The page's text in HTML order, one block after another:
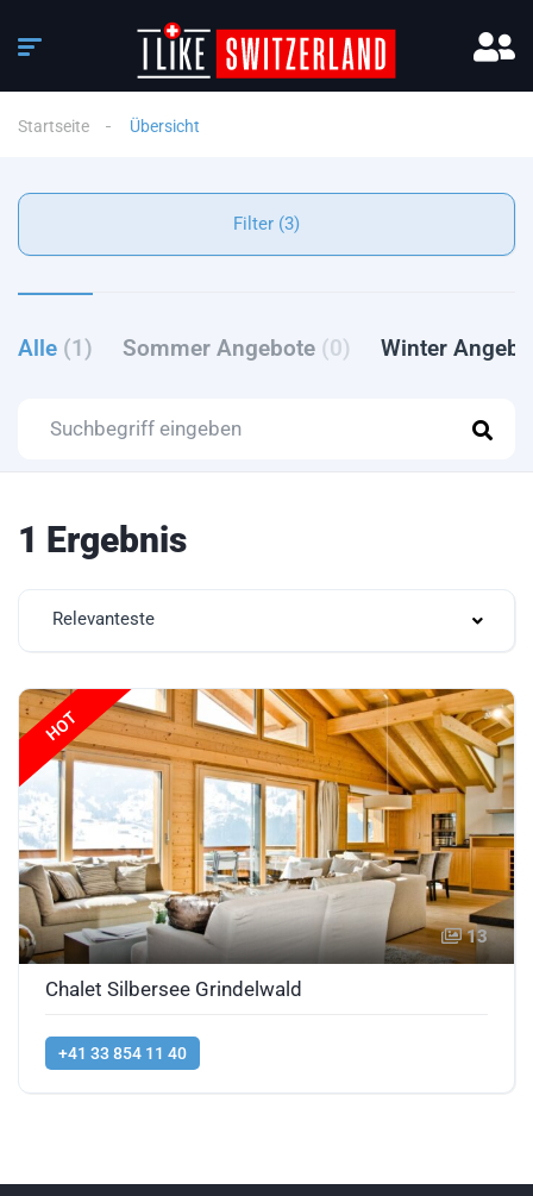
Startseite Übersicht
Filter (3)
Alle (1) Sommer Angebote (0) Winter
1 Ergebnis
Relevanteste
HOT
13
Chalet Silbersee Grindelwald
+41 33 854 11 40